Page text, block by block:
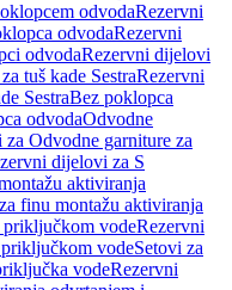
odvodaRezervni
odvodaRezervni
odvodaRezervni dijelovi
tuš kade SestraRezervni
SestraBez poklopca
odvodaOdvodne
Odvodne garniture za
dijelovi za S
aktiviranja
finu montažu aktiviranja
priključkom vodeRezervni
vodeSetovi za
vodeRezervni